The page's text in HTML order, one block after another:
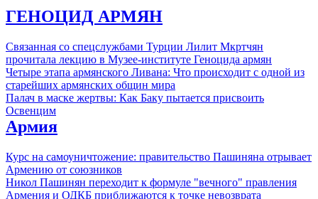
ГЕНОЦИД АРМЯН
Связанная со спецслужбами Турции Лилит Мкртчян
прочитала лекцию в Музее-институте Геноцида армян
Четыре этапа армянского Ливана: Что происходит с одной из
старейших армянских общин мира
Палач в маске жертвы: Как Баку пытается присвоить
Освенцим
Армия
Курс на самоуничтожение: правительство Пашиняна отрывает
Армению от союзников
Никол Пашинян переходит к формуле "вечного" правления
Армения и ОДКБ приближаются к точке невозврата